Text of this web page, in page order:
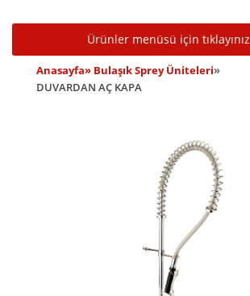
Toggle navigation
Ürünler menüsü için tıklayınız
Anasayfa» Bulaşık Sprey Üniteleri»
DUVARDAN AÇ KAPA